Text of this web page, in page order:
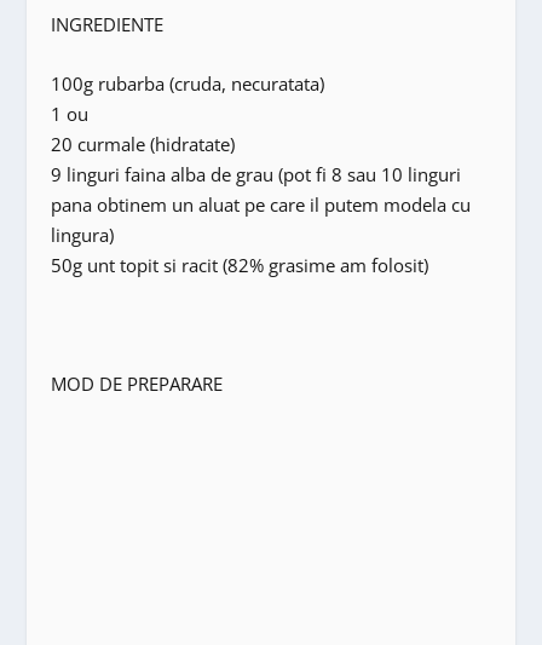
INGREDIENTE
100g rubarba (cruda, necuratata)
1 ou
20 curmale (hidratate)
9 linguri faina alba de grau (pot fi 8 sau 10 linguri
pana obtinem un aluat pe care il putem modela cu
lingura)
50g unt topit si racit (82% grasime am folosit)
MOD DE PREPARARE